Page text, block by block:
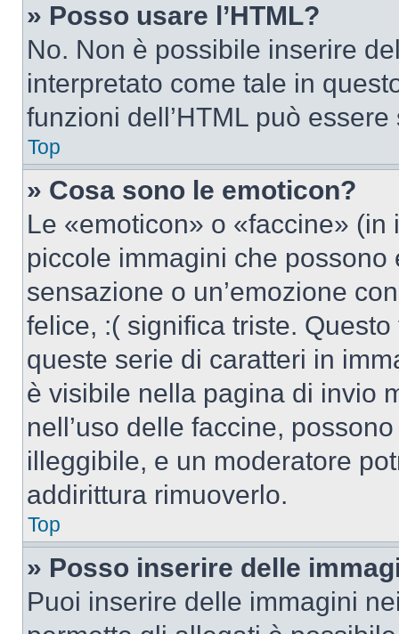
» Posso usare l’HTML?
No. Non è possibile inserire
interpretato come tale in
funzioni dell’HTML può
Top
» Cosa sono le emoticon?
Le «emoticon» o «faccine»
piccole immagini che
sensazione o un’emozione
felice, :( significa triste.
queste serie di caratteri in
è visibile nella pagina di invio
nell’uso delle faccine,
illeggibile, e un moderatore
addirittura rimuoverlo.
Top
» Posso inserire delle
Puoi inserire delle immagini